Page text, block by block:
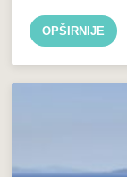
OPŠIRNIJE